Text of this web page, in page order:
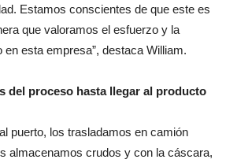
Estamos conscientes de que este es
que valoramos el esfuerzo y la
esta empresa”, destaca William.
del proceso hasta llegar al producto
puerto, los trasladamos en camión
almacenamos crudos y con la cáscara,